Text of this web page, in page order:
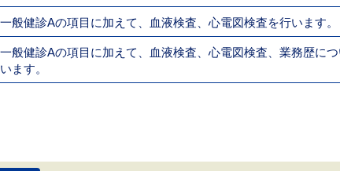
一般健診Aの項目に加えて、血液検査、心電図検査を行います。
一般健診Aの項目に加えて、血液検査、心電図検査、業務歴に
います。